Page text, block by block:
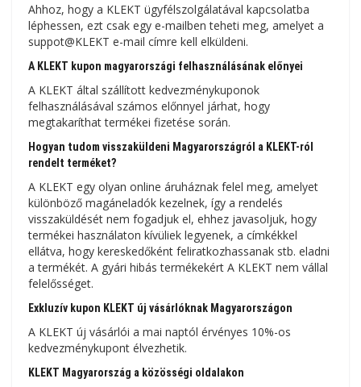
Ahhoz, hogy a KLEKT ügyfélszolgálatával kapcsolatba
léphessen, ezt csak egy e-mailben teheti meg, amelyet a
suppot@KLEKT e-mail címre kell elküldeni.
A KLEKT kupon magyarországi felhasználásának előnyei
A KLEKT által szállított kedvezménykuponok
felhasználásával számos előnnyel járhat, hogy
megtakaríthat termékei fizetése során.
Hogyan tudom visszaküldeni Magyarországról a KLEKT-ról
rendelt terméket?
A KLEKT egy olyan online áruháznak felel meg, amelyet
különböző magáneladók kezelnek, így a rendelés
visszaküldését nem fogadjuk el, ehhez javasoljuk, hogy
termékei használaton kívüliek legyenek, a címkékkel
ellátva, hogy kereskedőként feliratkozhassanak stb. eladni
a termékét. A gyári hibás termékekért A KLEKT nem vállal
felelősséget.
Exkluzív kupon KLEKT új vásárlóknak Magyarországon
A KLEKT új vásárlói a mai naptól érvényes 10%-os
kedvezménykupont élvezhetik.
KLEKT Magyarország a közösségi oldalakon